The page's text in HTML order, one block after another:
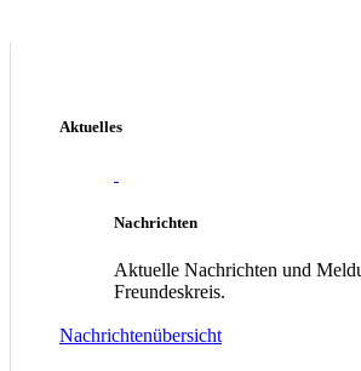
Aktuelles
Nachrichten
Aktuelle Nachrichten und
Freundeskreis.
Nachrichtenübersicht